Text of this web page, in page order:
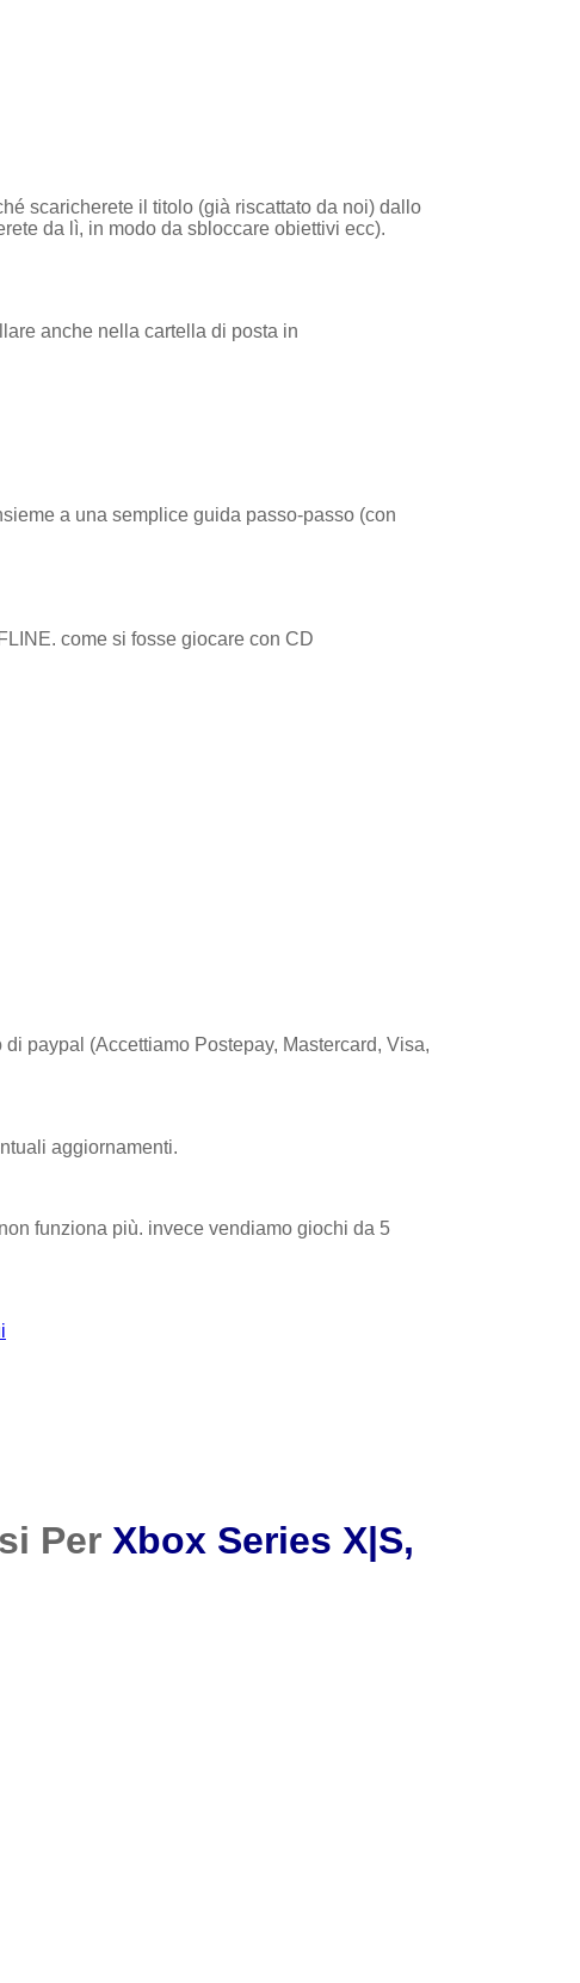
scaricherete il titolo (già riscattato da noi) dallo
da lì, in modo da sbloccare obiettivi ecc).
anche nella cartella di posta in
a una semplice guida passo-passo (con
come si fosse giocare con CD
paypal (Accettiamo Postepay, Mastercard, Visa,
aggiornamenti.
funziona più. invece vendiamo giochi da 5
Per Xbox Series X|S,